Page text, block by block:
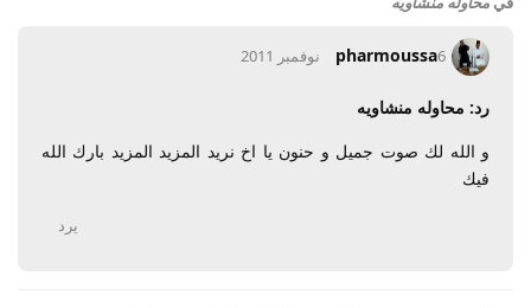
pharmoussa6 نوفمبر 2011
رد: محاوله منشاويه
و الله لك صوت جميل و حنون يا اخ نريد المزيد المزيد بارك الله
فيك
يرد